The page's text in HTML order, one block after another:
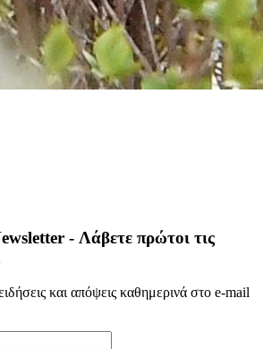
- Λάβετε πρώτοι τις
και απόψεις καθημερινά στο e-mail